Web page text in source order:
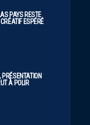
PAYS RESTE
ESPÉRÉ
PRÉSENTATION
À POLIR